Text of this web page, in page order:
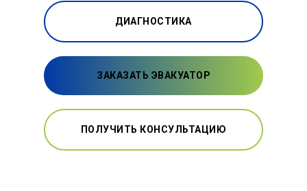
ДИАГНОСТИКА
ЗАКАЗАТЬ ЭВАКУАТОР
ПОЛУЧИТЬ КОНСУЛЬТАЦИЮ